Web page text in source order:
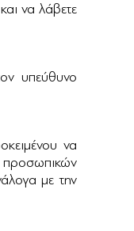
να λάβετε
υπεύθυνο
να
προσωπικών
με την